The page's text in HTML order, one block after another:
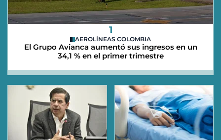
1
AEROLÍNEAS COLOMBIA
El Grupo Avianca aumentó sus ingresos en un
34,1 % en el primer trimestre